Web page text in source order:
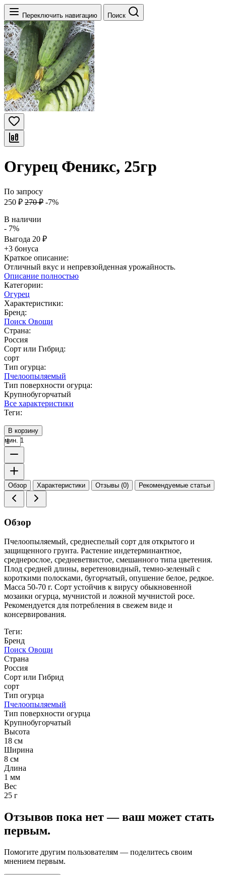
Переключить навигацию Поиск
Огурец Феникс, 25гр
По запросу
250 ₽ 270 ₽ -7%
В наличии
- 7%
Выгода 20 ₽
+3 бонуса
Краткое описание:
Отличный вкус и непревзойденная урожайность.
Описание полностью
Категории:
Огурец
Характеристики:
Бренд:
Поиск Овощи
Страна:
Россия
Сорт или Гибрид:
сорт
Тип огурца:
Пчелоопыляемый
Тип поверхности огурца:
Крупнобугорчатый
Все характеристики
Теги:
В корзину
мин. 1
Обзор Характеристики Отзывы (0) Рекомендуемые статьи
Обзор
Пчелоопыляемый, среднеспелый сорт для открытого и
защищенного грунта. Растение индетерминантное,
среднерослое, средневетвистое, смешанного типа цветения.
Плод средней длины, веретеновидный, темно-зеленый с
короткими полосками, бугорчатый, опушение белое, редкое.
Масса 50-70 г. Сорт устойчив к вирусу обыкновенной
мозаики огурца, мучнистой и ложной мучнистой росе.
Рекомендуется для потребления в свежем виде и
консервирования.
Теги:
Бренд
Поиск Овощи
Страна
Россия
Сорт или Гибрид
сорт
Тип огурца
Пчелоопыляемый
Тип поверхности огурца
Крупнобугорчатый
Высота
18 см
Ширина
8 см
Длина
1 мм
Вес
25 г
Отзывов пока нет — ваш может стать
первым.
Помогите другим пользователям — поделитесь своим
мнением первым.